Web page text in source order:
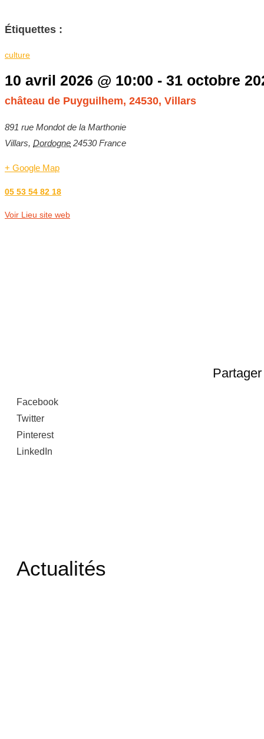
Étiquettes :
culture
10 avril 2026 @ 10:00 - 31 octobre
château de Puyguilhem, 24530, Villars
891 rue Mondot de la Marthonie
Villars, Dordogne 24530 France
+ Google Map
05 53 54 82 18
Voir Lieu site web
Partager
Facebook
Twitter
Pinterest
LinkedIn
Actualités